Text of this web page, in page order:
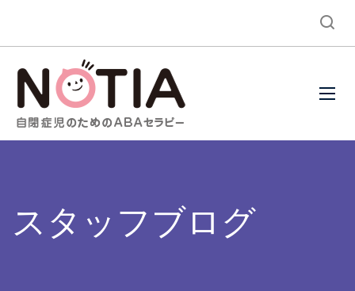
スタッフブログ